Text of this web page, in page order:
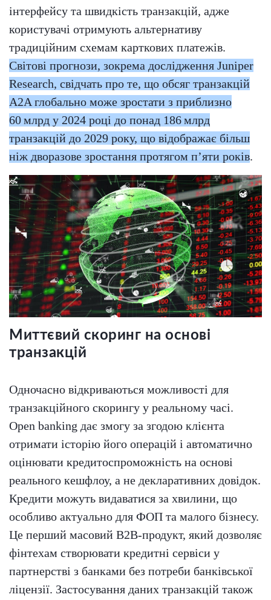
інтерфейсу та швидкість транзакцій, адже
користувачі отримують альтернативу
традиційним схемам карткових платежів.
Світові прогнози, зокрема дослідження Juniper
Research, свідчать про те, що обсяг транзакцій
A2A глобально може зростати з приблизно
60 млрд у 2024 році до понад 186 млрд
транзакцій до 2029 року, що відображає більш
ніж дворазове зростання протягом п’яти років.
Миттєвий скоринг на основі
транзакцій
Одночасно відкриваються можливості для
транзакційного скорингу у реальному часі.
Open banking дає змогу за згодою клієнта
отримати історію його операцій і автоматично
оцінювати кредитоспроможність на основі
реального кешфлоу, а не декларативних довідок.
Кредити можуть видаватися за хвилини, що
особливо актуально для ФОП та малого бізнесу.
Це перший масовий B2B-продукт, який дозволяє
фінтехам створювати кредитні сервіси у
партнерстві з банками без потреби банківської
ліцензії. Застосування даних транзакцій також